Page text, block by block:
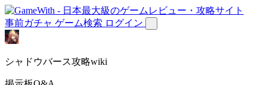
事前ガチャ ゲーム検索 ログイン
シャドウバース攻略wiki